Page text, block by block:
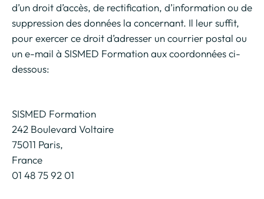
d’un droit d’accès, de rectification, d’information ou de
suppression des données la concernant. Il leur suffit,
pour exercer ce droit d’adresser un courrier postal ou
un e-mail à SISMED Formation aux coordonnées ci-
dessous:
SISMED Formation
242 Boulevard Voltaire
75011 Paris,
France
01 48 75 92 01